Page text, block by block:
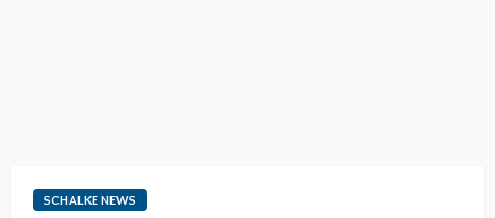
SCHALKE NEWS